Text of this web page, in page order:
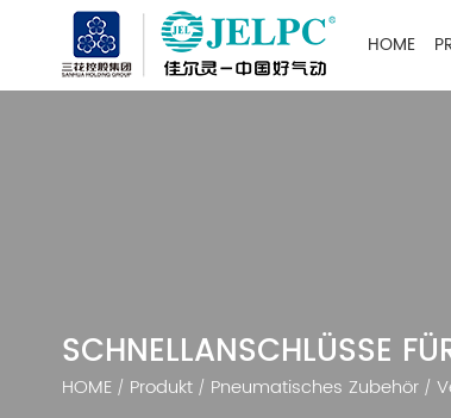
HOME
SCHNELLANSCHLÜSSE
HOME / Produkt / Pneumatisches Zubehör /